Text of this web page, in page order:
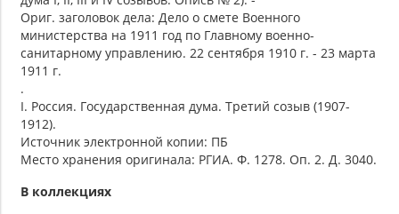
Ориг. заголовок дела: Дело о смете Военного
министерства на 1911 год по Главному военно-
санитарному управлению. 22 сентября 1910 г. - 23 марта
1911 г.
.
I. Россия. Государственная дума. Третий созыв (1907-
1912).
Источник электронной копии: ПБ
Место хранения оригинала: РГИА. Ф. 1278. Оп. 2. Д. 3040.
В коллекциях